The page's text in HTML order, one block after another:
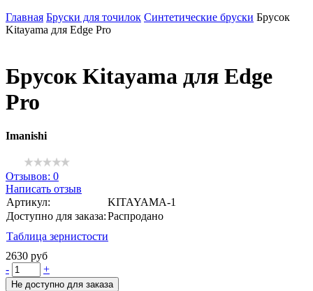
Главная Бруски для точилок Синтетические бруски Брусок
Kitayama для Edge Pro
Брусок Kitayama для Edge
Pro
Imanishi
Отзывов: 0
Написать отзыв
Артикул:
KITAYAMA-1
Доступно для заказа:Распродано
Таблица зернистости
2630 руб
-
+
Не доступно для заказа